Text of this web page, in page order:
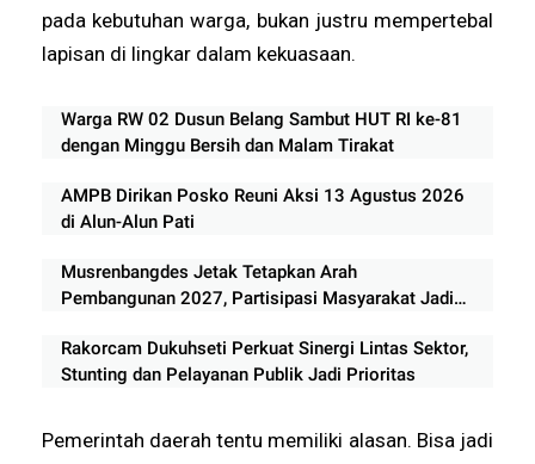
pada kebutuhan warga, bukan justru mempertebal
lapisan di lingkar dalam kekuasaan.
Warga RW 02 Dusun Belang Sambut HUT RI ke-81
dengan Minggu Bersih dan Malam Tirakat
AMPB Dirikan Posko Reuni Aksi 13 Agustus 2026
di Alun-Alun Pati
Musrenbangdes Jetak Tetapkan Arah
Pembangunan 2027, Partisipasi Masyarakat Jadi
Rakorcam Dukuhseti Perkuat Sinergi Lintas Sektor,
Stunting dan Pelayanan Publik Jadi Prioritas
Pemerintah daerah tentu memiliki alasan. Bisa jadi